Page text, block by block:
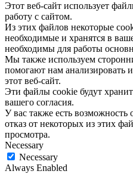
Этот веб-сайт использует
работу с сайтом.
Из этих файлов некоторые
необходимые и хранятся в
необходимы для работы
Мы также используем
помогают нам анализировать
этот веб-сайт.
Эти файлы cookie будут
вашего согласия.
У вас также есть возможность
отказ от некоторых из этих
просмотра.
Necessary
Necessary
Always Enabled